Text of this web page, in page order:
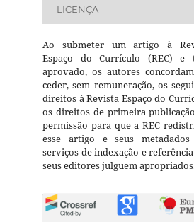
LICENÇA
Ao submeter um artigo à
Espaço do Currículo (REC) e
aprovado, os autores
ceder, sem remuneração, os
direitos à Revista Espaço do
os direitos de primeira
permissão para que a REC
esse artigo e seus metadados
serviços de indexação e
seus editores julguem